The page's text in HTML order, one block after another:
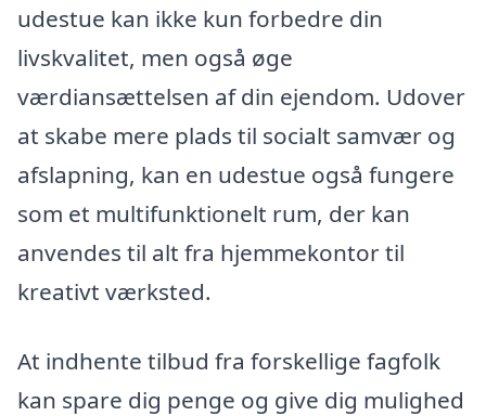
udestue kan ikke kun forbedre din
livskvalitet, men også øge
værdiansættelsen af din ejendom. Udover
at skabe mere plads til socialt samvær og
afslapning, kan en udestue også fungere
som et multifunktionelt rum, der kan
anvendes til alt fra hjemmekontor til
kreativt værksted.
At indhente tilbud fra forskellige fagfolk
kan spare dig penge og give dig mulighed